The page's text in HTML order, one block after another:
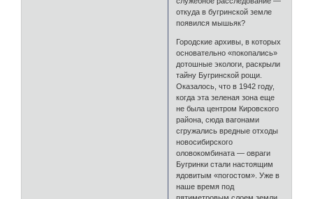
откуда в бугринской земле
появился мышьяк?
Городские архивы, в которых
основательно «покопались»
дотошные экологи, раскрыли
тайну Бугринской рощи.
Оказалось, что в 1942 году,
когда эта зеленая зона еще
не была центром Кировского
района, сюда вагонами
сгружались вредные отходы
новосибирского
оловокомбината — овраги
Бугринки стали настоящим
ядовитым «погостом». Уже в
наше время под
пятиметровым слоем земли